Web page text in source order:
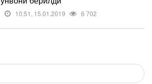
10:51, 15.01.2019 6 702